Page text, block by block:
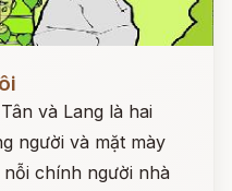
và Lang là hai
người và mặt mày
chính người nhà